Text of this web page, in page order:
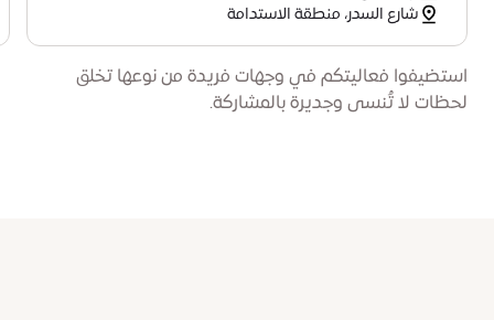
شارع السدر، منطقة الاستدامة
استضيفوا فعاليتكم في وجهات فريدة من نوعها تخلق
لحظات لا تُنسى وجديرة بالمشاركة.